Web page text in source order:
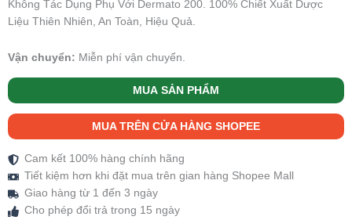
Không Tác Dụng Phụ Với Dermato 200. 100% Chiết Xuất Dược
Liệu Thiên Nhiên, An Toàn, Hiệu Quả.
Vận chuyển: Miễn phí vận chuyển.
MUA SẢN PHẨM
MUA TRÊN CỬA HÀNG SHOPEE
Cam kết 100% hàng chính hãng
Tiết kiệm hơn khi đặt mua trên gian hàng Shopee Mall
Giao hàng từ 1 đến 3 ngày
Cho phép đổi trả trong 15 ngày